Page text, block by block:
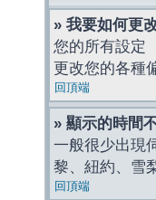
» 我要如何更
您的所有設定
更改您的各種
回頂端
» 顯示的時間
一般很少出現
黎、紐約、雪
回頂端